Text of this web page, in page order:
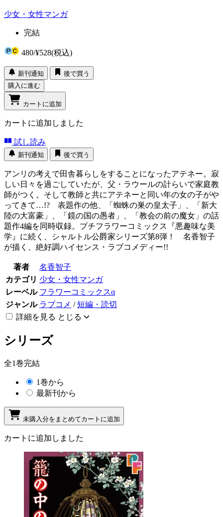
少女・女性マンガ
完結
480/¥528(税込)
新刊通知
後で買う
購入に進む
カートに追加
カートに追加しました
試し読み
新刊通知 後で買う
アンリの考えで田舎暮らしをすることになったアテネー。寂
しい日々を過ごしていたが、父・ラウールの計らいで家庭教
師がつく。そして教師と共にアテネーと同い年の女の子がや
ってきて…!? 表題作の他、「蜘蛛の巣の皇太子」、「新大
陸の大富豪」、「鏡の国の愚者」、「教会の前の魔女」の話
題作4編を同時収録。プチフラワーコミックス『悪趣味な美
学』に続く、シャルトル公爵家シリーズ第8弾！ 名香智子
が描く、絶好調ハイセンス・ラブコメディー!!
著者
名香智子
カテゴリ 少女・女性マンガ
レーベル フラワーコミックスα
ジャンル ラブコメ /短編・読切
詳細を見る とじる
シリーズ
全1巻完結
1巻から
最新刊から
未購入分をまとめてカートに追加
カートに追加しました